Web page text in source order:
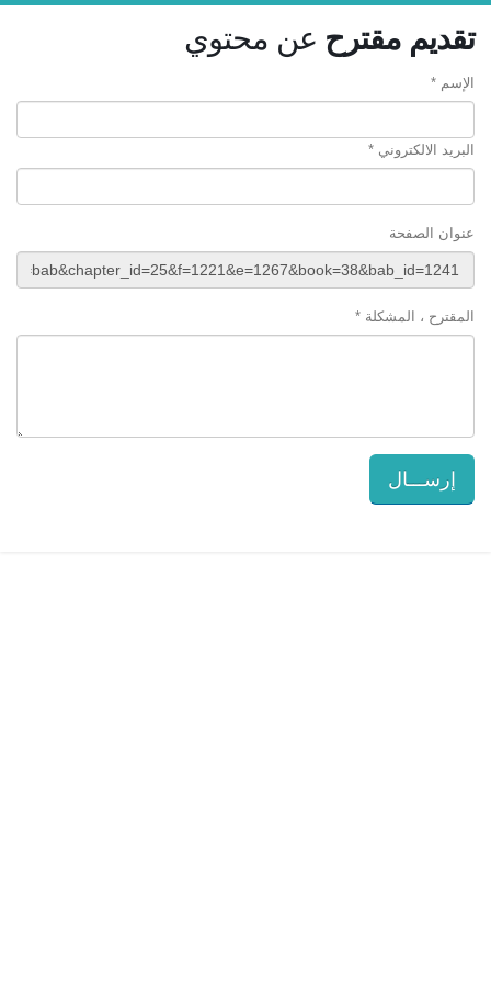
تقديم مقترح عن محتوي
الإسم *
البريد الالكتروني *
عنوان الصفحة
المقترح ، المشكلة *